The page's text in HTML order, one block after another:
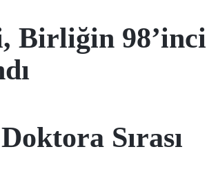
Birliğin 98’inci
Sırası